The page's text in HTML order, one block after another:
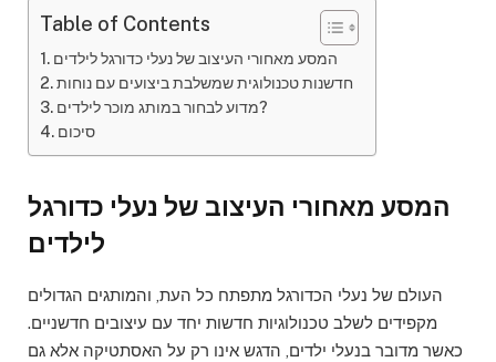
Table of Contents
המסע מאחורי העיצוב של נעלי כדורגל לילדים
חדשנות טכנולוגית שמשלבת ביצועים עם נוחות
מדוע לבחור במותג מוכר לילדים?
סיכום
המסע מאחורי העיצוב של נעלי כדורגל
לילדים
העולם של נעלי הכדורגל מתפתח כל העת, והמותגים הגדולים
מקפידים לשלב טכנולוגיות חדשות יחד עם עיצובים חדשניים.
כאשר מדובר בנעלי ילדים, הדגש אינו רק על האסתטיקה אלא גם